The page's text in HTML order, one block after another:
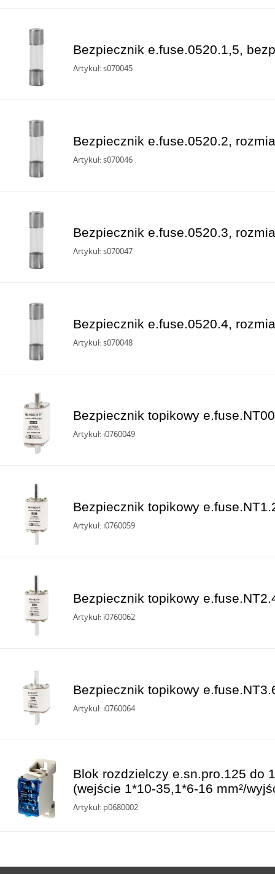
Bezpiecznik e.fuse.0520.1,5,
Artykuł: s070045
Bezpiecznik e.fuse.0520.2,
Artykuł: s070046
Bezpiecznik e.fuse.0520.3,
Artykuł: s070047
Bezpiecznik e.fuse.0520.4,
Artykuł: s070048
Bezpiecznik topikowy
Artykuł: i0760049
Bezpiecznik topikowy
Artykuł: i0760059
Bezpiecznik topikowy
Artykuł: i0760062
Bezpiecznik topikowy
Artykuł: i0760064
Blok rozdzielczy e.sn.pro.125 do
(wejście 1*10-35,1*6-16 mm²/
Artykuł: p0680002